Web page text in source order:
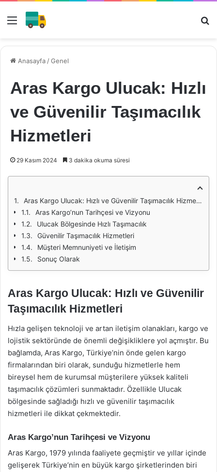
Menü
Anasayfa /Genel
Aras Kargo Ulucak: Hızlı
ve Güvenilir Taşımacılık
Hizmetleri
29 Kasım 2024 3 dakika okuma süresi
Aras Kargo Ulucak: Hızlı ve Güvenilir Taşımacılık Hizmetleri
Aras Kargo’nun Tarihçesi ve Vizyonu
Ulucak Bölgesinde Hızlı Taşımacılık
Güvenilir Taşımacılık Hizmetleri
Müşteri Memnuniyeti ve İletişim
Sonuç Olarak
Aras Kargo Ulucak: Hızlı ve Güvenilir
Taşımacılık Hizmetleri
Hızla gelişen teknoloji ve artan iletişim olanakları, kargo ve
lojistik sektöründe de önemli değişikliklere yol açmıştır. Bu
bağlamda, Aras Kargo, Türkiye’nin önde gelen kargo
firmalarından biri olarak, sunduğu hizmetlerle hem
bireysel hem de kurumsal müşterilere yüksek kaliteli
taşımacılık çözümleri sunmaktadır. Özellikle Ulucak
bölgesinde sağladığı hızlı ve güvenilir taşımacılık
hizmetleri ile dikkat çekmektedir.
Aras Kargo’nun Tarihçesi ve Vizyonu
Aras Kargo, 1979 yılında faaliyete geçmiştir ve yıllar içinde
gelişerek Türkiye’nin en büyük kargo şirketlerinden biri